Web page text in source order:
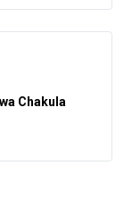
Chakula